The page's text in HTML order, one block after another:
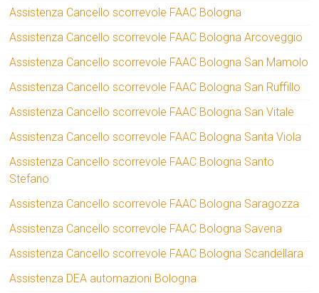
Assistenza Cancello scorrevole FAAC Bologna
Assistenza Cancello scorrevole FAAC Bologna Arcoveggio
Assistenza Cancello scorrevole FAAC Bologna San Mamolo
Assistenza Cancello scorrevole FAAC Bologna San Ruffillo
Assistenza Cancello scorrevole FAAC Bologna San Vitale
Assistenza Cancello scorrevole FAAC Bologna Santa Viola
Assistenza Cancello scorrevole FAAC Bologna Santo
Stefano
Assistenza Cancello scorrevole FAAC Bologna Saragozza
Assistenza Cancello scorrevole FAAC Bologna Savena
Assistenza Cancello scorrevole FAAC Bologna Scandellara
Assistenza DEA automazioni Bologna